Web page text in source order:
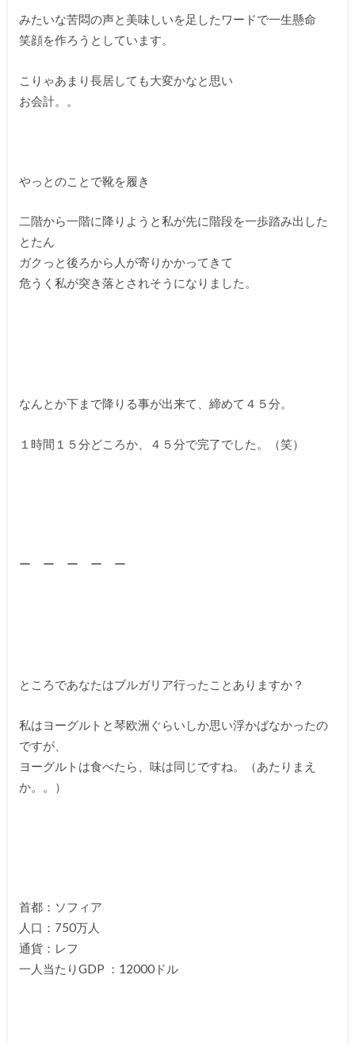
みたいな苦悶の声と美味しいを足したワードで一生懸命
笑顔を作ろうとしています。
こりゃあまり長居しても大変かなと思い
お会計。。
やっとのことで靴を履き
二階から一階に降りようと私が先に階段を一歩踏み出した
とたん
ガクっと後ろから人が寄りかかってきて
危うく私が突き落とされそうになりました。
なんとか下まで降りる事が出来て、締めて４５分。
１時間１５分どころか、４５分で完了でした。（笑）
ー ー ー ー ー
ところであなたはブルガリア行ったことありますか？
私はヨーグルトと琴欧洲ぐらいしか思い浮かばなかったの
ですが、
ヨーグルトは食べたら、味は同じですね。（あたりまえ
か。。）
首都：ソフィア
人口：750万人
通貨：レフ
一人当たりGDP ：12000ドル